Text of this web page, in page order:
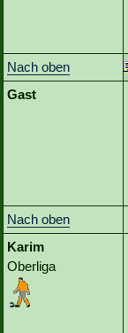
Nach oben
Gast
Nach oben
Karim
Oberliga